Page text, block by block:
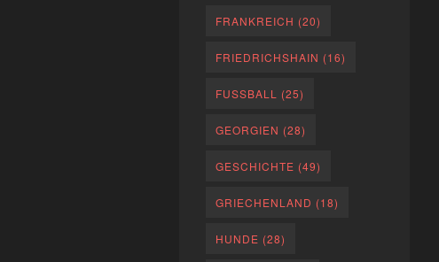
FRANKREICH (20)
FRIEDRICHSHAIN (16)
FUSSBALL (25)
GEORGIEN (28)
GESCHICHTE (49)
GRIECHENLAND (18)
HUNDE (28)